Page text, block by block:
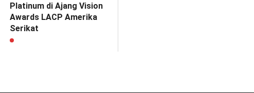
Platinum di Ajang Vision
Awards LACP Amerika
Serikat